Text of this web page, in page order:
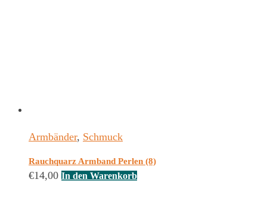
Armbänder, Schmuck
Rauchquarz Armband Perlen (8)
€14,00 In den Warenkorb